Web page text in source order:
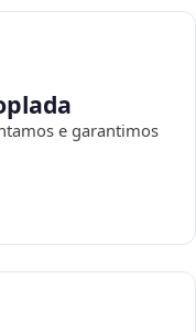
e garantimos